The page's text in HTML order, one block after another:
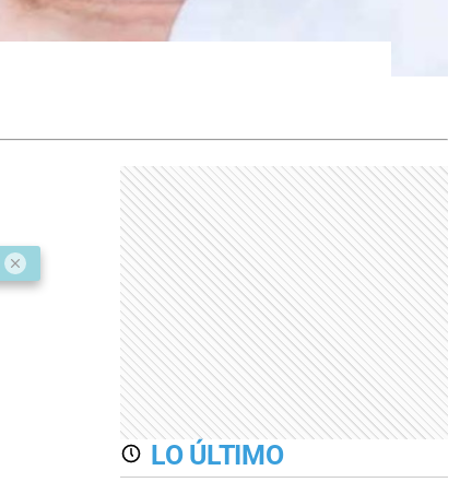
LO ÚLTIMO